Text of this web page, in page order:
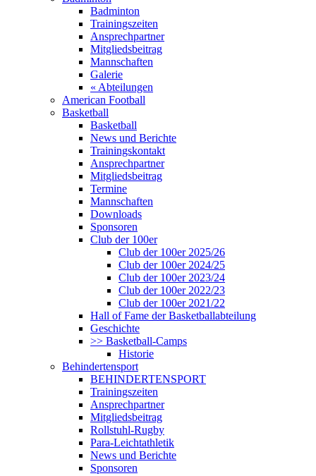
Badminton
Trainingszeiten
Ansprechpartner
Mitgliedsbeitrag
Mannschaften
Galerie
« Abteilungen
American Football
Basketball
Basketball
News und Berichte
Trainingskontakt
Ansprechpartner
Mitgliedsbeitrag
Termine
Mannschaften
Downloads
Sponsoren
Club der 100er
Club der 100er 2025/26
Club der 100er 2024/25
Club der 100er 2023/24
Club der 100er 2022/23
Club der 100er 2021/22
Hall of Fame der Basketballabteilung
Geschichte
>> Basketball-Camps
Historie
Behindertensport
BEHINDERTENSPORT
Trainingszeiten
Ansprechpartner
Mitgliedsbeitrag
Rollstuhl-Rugby
Para-Leichtathletik
News und Berichte
Sponsoren